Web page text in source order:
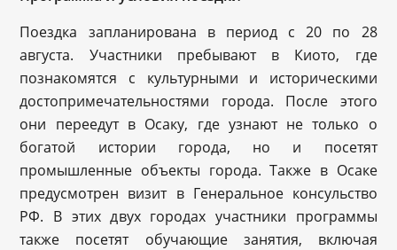
Поездка запланирована в период с 20 по 28
августа. Участники пребывают в Киото, где
познакомятся с культурными и историческими
достопримечательностями города. После этого
они переедут в Осаку, где узнают не только о
богатой истории города, но и посетят
промышленные объекты города. Также в Осаке
предусмотрен визит в Генеральное консульство
РФ. В этих двух городах участники программы
также посетят обучающие занятия, включая